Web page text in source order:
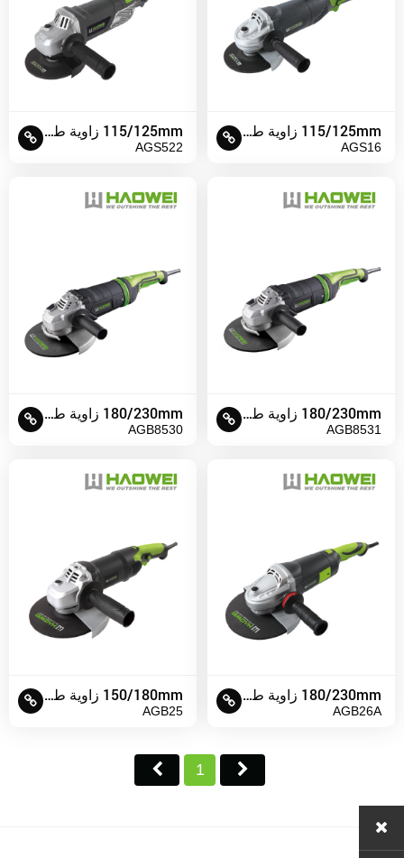
115/125mm زاوية طاحونة
AGS522
115/125mm زاوية طاحونة
AGS16
180/230mm زاوية طاحونة
AGB8530
180/230mm زاوية طاحونة
AGB8531
150/180mm زاوية طاحونة
AGB25
180/230mm زاوية طاحونة
AGB26A
1